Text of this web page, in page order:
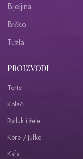
Bijeljina
Brčko
Tuzla
PROIZVODI
Torte
Kolači
Ratluk i žele
Kore / Jufke
Kafa